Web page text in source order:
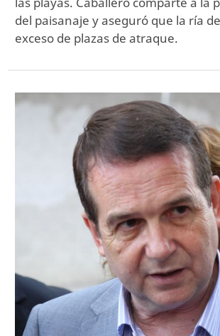
del paisanaje y aseguró que la ría
exceso de plazas de atraque.